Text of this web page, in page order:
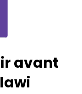
avant